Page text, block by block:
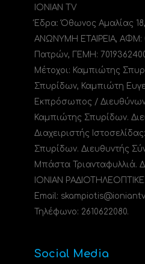
IONIAN TV
Έδρα: Όθωνος Αμαλίας 18,
ΑΝΩΝΥΜΗ ΕΤΑΙΡΕΙΑ, ΑΦΜ:
Πατρών, ΓΕΜΗ:
Μέτοχοι: Καμπιώτης
Σπυρίδων, Καμπιώτη
Εκπρόσωπος /
Καμπιώτης Σπυρίδων.
Διαχειριστής
Σπυρίδων. Διευθυντής
Μπάστα Τριανταφυλλιά.
ΙΟΝΙΑΝ
Email:
Τηλέφωνο: 2610622080.
Social Media